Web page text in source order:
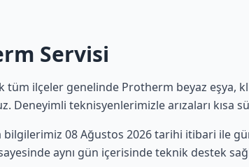
Servisi
tüm ilçeler genelinde Protherm beyaz eşya,
teknisyenlerimizle arızaları kısa
bilgilerimiz 08 Ağustos 2026 tarihi itibari ile
aynı gün içerisinde teknik destek